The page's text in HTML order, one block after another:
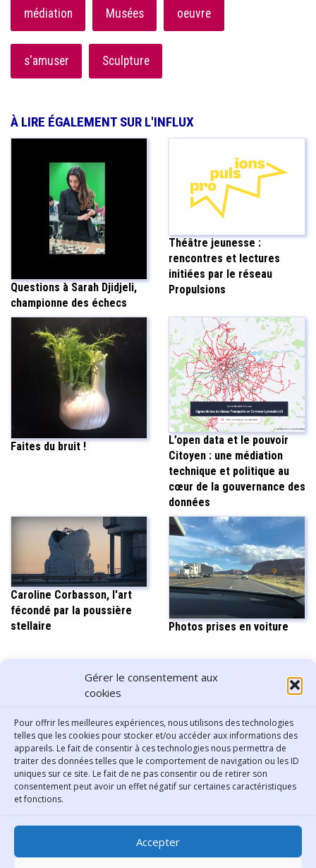
Gérer le consentement aux
cookies
Pour offrir les meilleures expériences, nous utilisons des technologies
telles que les cookies pour stocker et/ou accéder aux informations des
appareils. Le fait de consentir à ces technologies nous permettra de
traiter des données telles que le comportement de navigation ou les ID
uniques sur ce site. Le fait de ne pas consentir ou de retirer son
consentement peut avoir un effet négatif sur certaines caractéristiques
et fonctions.
Accepter
médiation Musées oeuvre
s'amuser Sculpture
À LIRE ÉGALEMENT SUR L'INFLUX
Questions à Sarah Djidjeli,
championne des échecs
Théâtre jeunesse :
rencontres et lectures
initiées par le réseau
Propulsions
Faites du bruit !
L’open data et le pouvoir
Citoyen : une médiation
technique et politique au
cœur de la gouvernance des
données
Caroline Corbasson, l'art
fécondé par la poussière
stellaire
Photos prises en voiture
PARTAGER CET ARTICLE
Bibliothèque municipale de
Lyon